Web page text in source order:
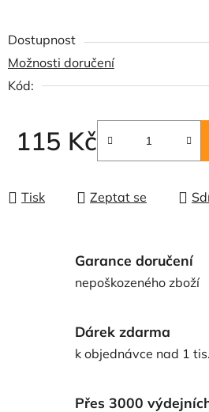
Dostupnost
Možnosti doručení
Kód:
115 Kč
Tisk Zeptat se
Garance doručení
nepoškozeného zboží
Dárek zdarma
k objednávce nad 1
Přes 3000